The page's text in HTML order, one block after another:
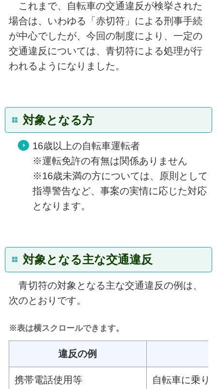
これまで、自転車の交通違反が検挙された
場合は、いわゆる「赤切符」による刑事手続
が中心でしたが、今回の制度により、一定の
交通違反については、青切符による処理が行
われるようになりました。
対象となる方
16歳以上の自転車運転者
※運転免許の有無は関係ありません
※16歳未満の方については、原則として
指導警告など、事案の実情に応じた対応
となります。
対象となる主な交通違反
青切符の対象となる主な交通違反の例は、
次のとおりです。
※表は横スクロールできます。
違反の例
携帯電話使用等 自転車に乗り